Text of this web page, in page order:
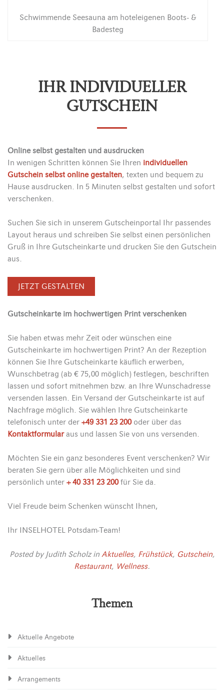
Schwimmende Seesauna am hoteleigenen Boots- &
Badesteg
IHR INDIVIDUELLER
GUTSCHEIN
Online selbst gestalten und ausdrucken
In wenigen Schritten können Sie Ihren individuellen
Gutschein selbst online gestalten, texten und bequem zu
Hause ausdrucken. In 5 Minuten selbst gestalten und sofort
verschenken.
Suchen Sie sich in unserem Gutscheinportal Ihr passendes
Layout heraus und schreiben Sie selbst einen persönlichen
Gruß in Ihre Gutscheinkarte und drucken Sie den Gutschein
aus.
JETZT GESTALTEN
Gutscheinkarte im hochwertigen Print verschenken
Sie haben etwas mehr Zeit oder wünschen eine
Gutscheinkarte im hochwertigen Print? An der Rezeption
können Sie Ihre Gutscheinkarte käuflich erwerben,
Wunschbetrag (ab € 75,00 möglich) festlegen, beschriften
lassen und sofort mitnehmen bzw. an Ihre Wunschadresse
versenden lassen. Ein Versand der Gutscheinkarte ist auf
Nachfrage möglich. Sie wählen Ihre Gutscheinkarte
telefonisch unter der +49 331 23 200oder über das
Kontaktformularaus und lassen Sie von uns versenden.
Möchten Sie ein ganz besonderes Event verschenken? Wir
beraten Sie gern über alle Möglichkeiten und sind
persönlich unter + 40 331 23 200für Sie da.
Viel Freude beim Schenken wünscht Ihnen,
Ihr INSELHOTEL Potsdam-Team!
Posted by Judith Scholzin Aktuelles, Frühstück, Gutschein,
Restaurant, Wellness.
Themen
Aktuelle Angebote
Aktuelles
Arrangements